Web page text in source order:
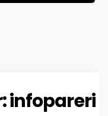
infopareri